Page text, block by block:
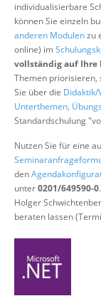
individualisierbare
können Sie einzeln
anderen Modulenzu
online) im
vollständig auf Ihre
Themen priorisieren,
Sie über die Didaktik/
Unterthemen,
Standardschulung
Nutzen Sie für eine
den
unter0201/649590-0
Holger
beraten lassen